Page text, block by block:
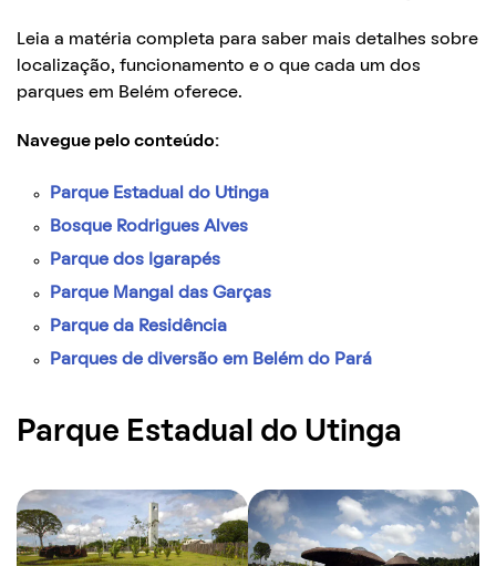
Leia a matéria completa para saber mais detalhes sobre
localização, funcionamento e o que cada um dos
parques em Belém oferece.
Navegue pelo conteúdo:
Parque Estadual do Utinga
Bosque Rodrigues Alves
Parque dos Igarapés
Parque Mangal das Garças
Parque da Residência
Parques de diversão em Belém do Pará
Parque Estadual do Utinga